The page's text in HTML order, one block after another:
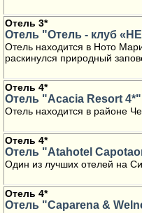
Отель 3*
Отель "Отель - клуб
Отель находится в Ното
раскинулся природный
Отель 4*
Отель "Acacia Resort 4*"
Отель находится в районе
Отель 4*
Отель "Atahotel
Один из лучших отелей на
Отель 4*
Отель "Caparena &